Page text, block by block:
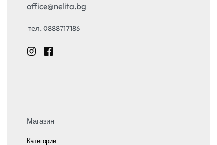
office@nelita.bg
тел. 0888717186
Магазин
Категории